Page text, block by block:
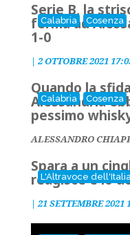
Calabria Cosenza
Serie B, la
ferma ad
1-0
| 2 OTTOBRE 2021
Calabria Cosenza
Quando la
Alessandria
pessimo
ALESSANDRO
L'Altravoce
Spara a un
reagisce e lo
| 21 SETTEMBRE 2021